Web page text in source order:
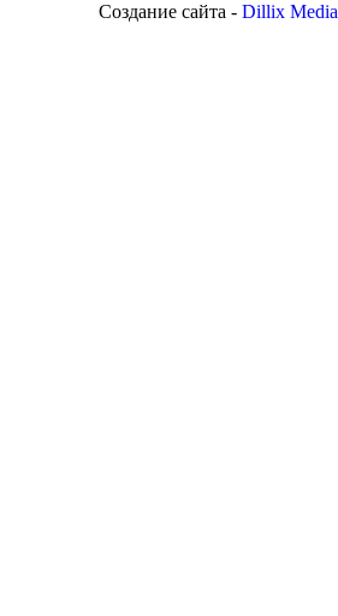
Создание сайта - Dillix Media